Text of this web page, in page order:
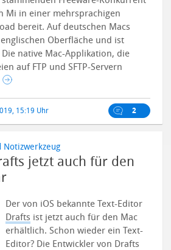
Mi in einer mehrsprachigen
bereit.Auf deutschen Macs
Oberfläche und ist
native Mac-Applikation, die
auf FTP und SFTP-Servern
15:19 Uhr 2
Notizwerkzeug
jetzt auch für den
Der von iOS bekannte Text-Editor
Drafts ist jetzt auch für den Mac
erhältlich. Schon wieder ein Text-
Editor? Die Entwickler von Drafts